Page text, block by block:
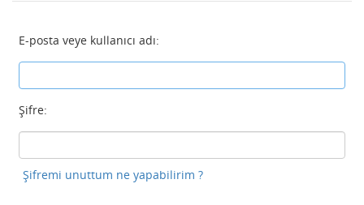
E-posta veye kullanıcı adı:
Şifre:
Şifremi unuttum ne yapabilirim ?